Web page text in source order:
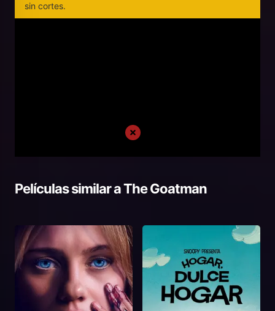
sin cortes.
Películas similar aThe Goatman